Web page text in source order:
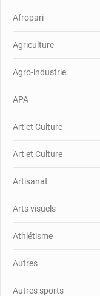
Afropari
Agriculture
Agro-industrie
APA
Art et Culture
Art et Culture
Artisanat
Arts visuels
Athlétisme
Autres
Autres sports